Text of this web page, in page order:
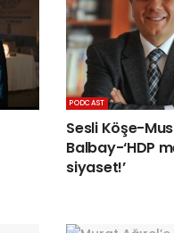
PODCAST
Sesli Köşe-
Balbay-‘HDP
siyaset!’